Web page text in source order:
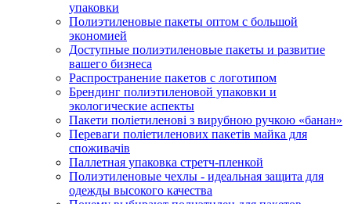
упаковки
Полиэтиленовые пакеты оптом с большой
экономией
Доступные полиэтиленовые пакеты и развитие
вашего бизнеса
Распространение пакетов с логотипом
Брендинг полиэтиленовой упаковки и
экологические аспекты
Пакети поліетиленові з вирубною ручкою «банан»
Переваги поліетиленових пакетів майка для
споживачів
Паллетная упаковка стретч-пленкой
Полиэтиленовые чехлы - идеальная защита для
одежды высокого качества